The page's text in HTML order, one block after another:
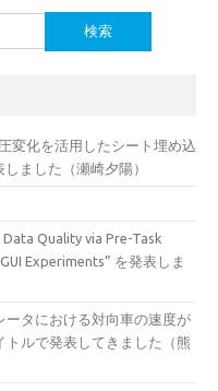
変化を活用したシート埋め込
ました（瀬崎夕陽）
Quality via Pre-Task
Experiments” を発表しま
ータにおける対向車の速度が
ルで発表してきました（熊